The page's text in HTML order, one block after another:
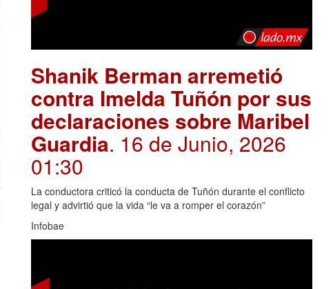
Shanik Berman arremetió
contra Imelda Tuñón por sus
declaraciones sobre Maribel
Guardia. 16 de Junio, 2026
01:30
La conductora criticó la conducta de Tuñón durante el conflicto
legal y advirtió que la vida “le va a romper el corazón”
Infobae